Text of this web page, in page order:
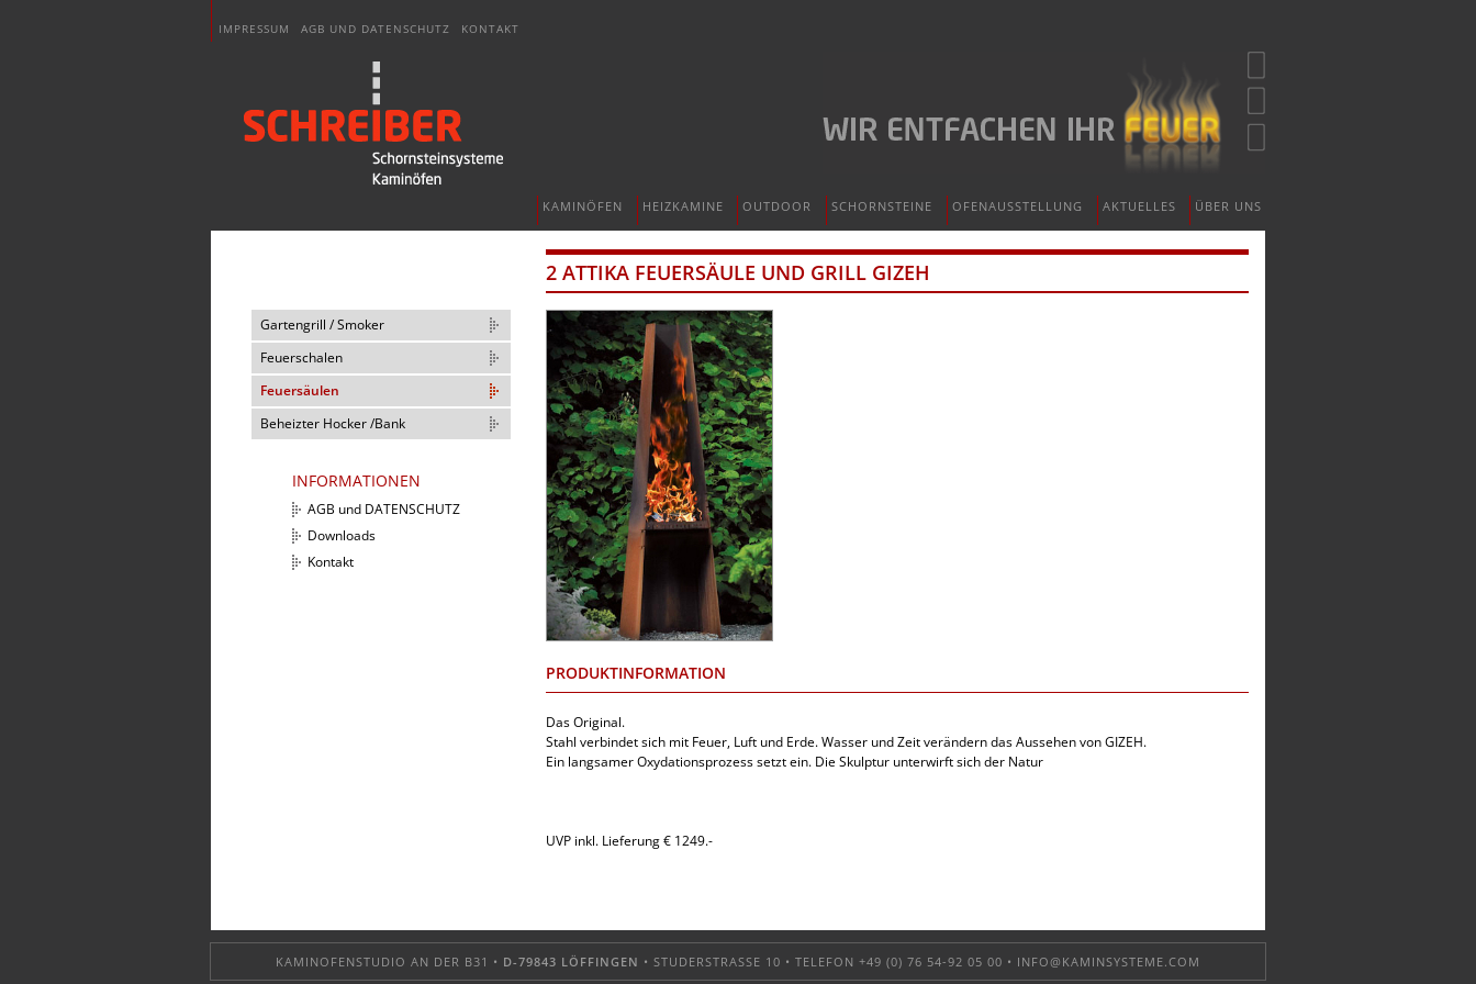
IMPRESSUM AGB UND DATENSCHUTZ KONTAKT
KAMINÖFEN HEIZKAMINE OUTDOOR SCHORNSTEINE OFENAUSSTELLUNG AKTUELLES ÜBER UNS
Gartengrill / Smoker
Feuerschalen
Feuersäulen
Beheizter Hocker /Bank
2 ATTIKA FEUERSÄULE UND GRILL GIZEH
PRODUKTINFORMATION
Das Original.
Stahl verbindet sich mit Feuer, Luft und Erde. Wasser und Zeit verändern das Aussehen von GIZEH.
Ein lang­samer Oxydationsprozess setzt ein. Die Skulptur unterwirft sich der Natur
UVP inkl. Lieferung € 1249.-
INFORMATIONEN
AGB und DATENSCHUTZ
Downloads
Kontakt
KAMINOFENSTUDIO AN DER B31 • D-79843 LÖFFINGEN • STUDERSTRASSE 10 • TELEFON +49 (0) 76 54-92 05 00 • INFO@KAMINSYSTEME.COM